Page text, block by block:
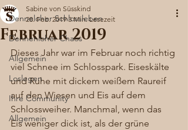
Denneloher Schlossleben
Dennenloher Chaos
Allgemein
Loslegen
Ihre Community
Allgemein
Februar 2019
Sabine von Süsskind
28. Feb. 2019 3 Min. Lesezeit
Dieses Jahr war im Februar noch richtig
viel Schnee im Schlosspark. Eiseskälte
und Ruhe mit dickem weißem Raureif
auf den Wiesen und Eis auf dem
Schlossweiher. Manchmal, wenn das
Eis weniger dick ist, als der grüne